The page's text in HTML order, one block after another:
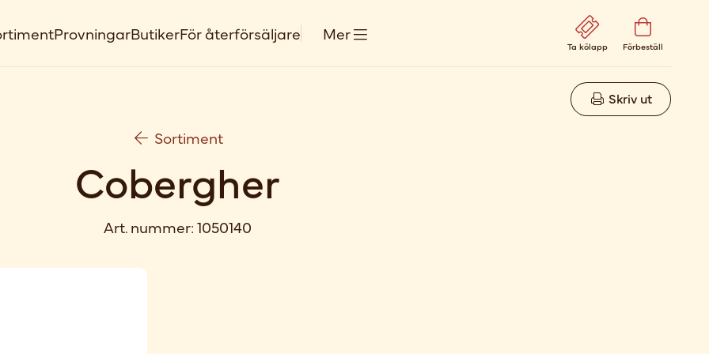
ProvningarButikerFör återförsäljare Mer
Ta kölapp Förbeställ
Skriv ut
Sortiment
Cobergher
Art. nummer:1050140